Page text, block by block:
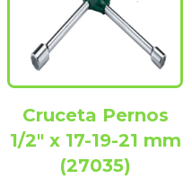
Cruceta Pernos
1/2″ x 17-19-21 mm
(27035)